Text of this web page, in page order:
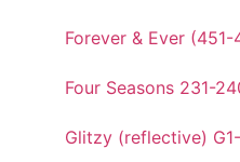
Forever & Ever (451-
Four Seasons 231-
Glitzy (reflective)